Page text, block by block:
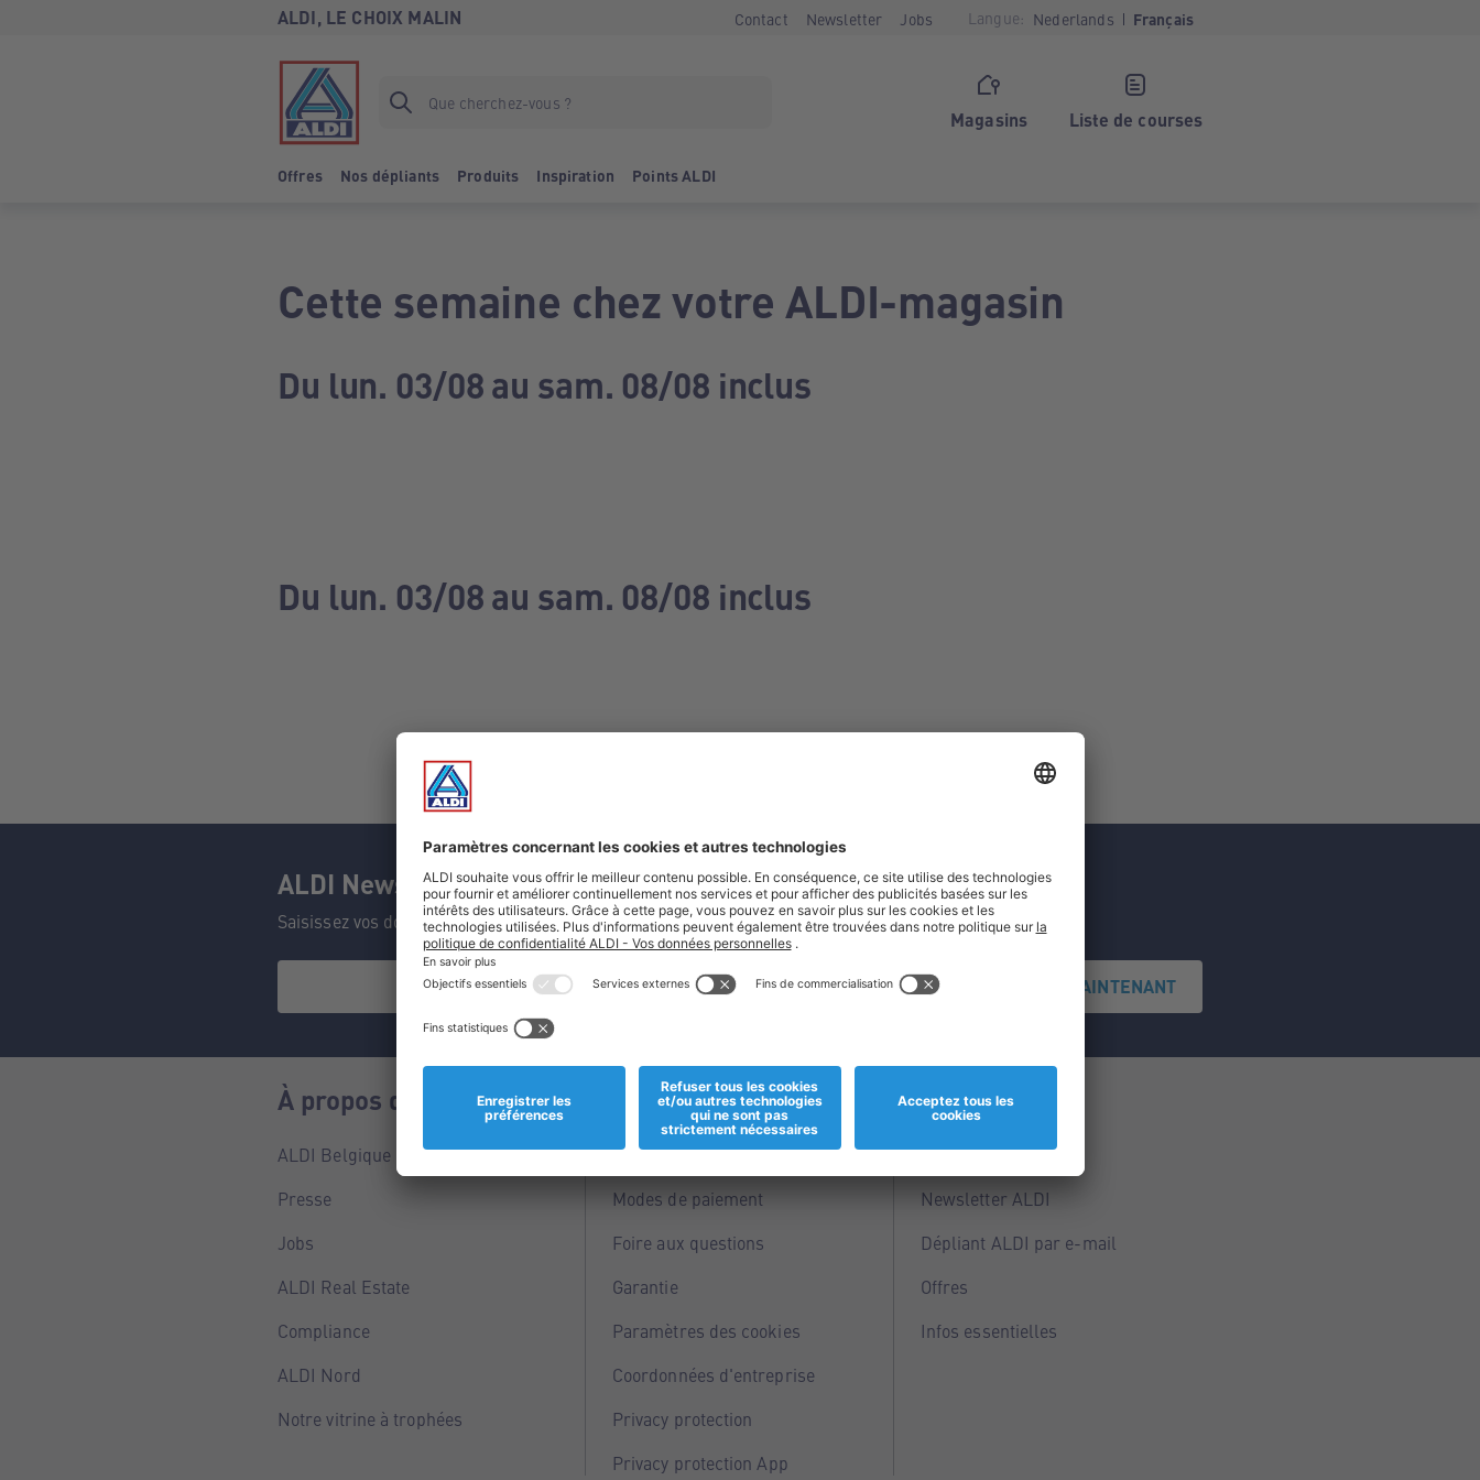
ALDI, LE CHOIX MALIN Contact Newsletter Jobs Langue: Nederlands Français
Magasins Liste de courses
Offres Nos dépliants Produits Inspiration Points ALDI
Cette semaine chez votre ALDI-magasin
Du lun. 03/08 au sam. 08/08 inclus
Du lun. 03/08 au sam. 08/08 inclus
ALDI Newsletter
Saisissez vos données et ne manquez aucune de nos offres.
S'INSCRIRE MAINTENANT
À propos de nous
ALDI Belgique
Presse
Jobs
ALDI Real Estate
Compliance
ALDI Nord
Notre vitrine à trophées
Informations
Magasins
Modes de paiement
Foire aux questions
Garantie
Paramètres des cookies
Coordonnées d'entreprise
Privacy protection
Privacy protection App
Service
Points ALDI
Newsletter ALDI
Dépliant ALDI par e-mail
Offres
Infos essentielles